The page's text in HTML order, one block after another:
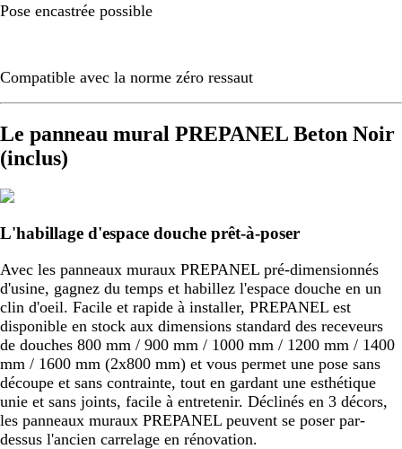
Pose encastrée possible
Compatible avec la norme zéro ressaut
Le panneau mural PREPANEL Beton Noir
(inclus)
L'habillage d'espace douche prêt-à-poser
Avec les panneaux muraux PREPANEL pré-dimensionnés
d'usine, gagnez du temps et habillez l'espace douche en un
clin d'oeil. Facile et rapide à installer, PREPANEL est
disponible en stock aux dimensions standard des receveurs
de douches 800 mm / 900 mm / 1000 mm / 1200 mm / 1400
mm / 1600 mm (2x800 mm) et vous permet une pose sans
découpe et sans contrainte, tout en gardant une esthétique
unie et sans joints, facile à entretenir. Déclinés en 3 décors,
les panneaux muraux PREPANEL peuvent se poser par-
dessus l'ancien carrelage en rénovation.